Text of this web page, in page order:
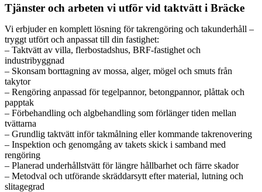
Tjänster och arbeten vi utför vid taktvätt i Bräcke
Vi erbjuder en komplett lösning för takrengöring och takunderhåll –
tryggt utfört och anpassat till din fastighet:
– Taktvätt av villa, flerbostadshus, BRF-fastighet och
industribyggnad
– Skonsam borttagning av mossa, alger, mögel och smuts från
takytor
– Rengöring anpassad för tegelpannor, betongpannor, plåttak och
papptak
– Förbehandling och algbehandling som förlänger tiden mellan
tvättarna
– Grundlig taktvätt inför takmålning eller kommande takrenovering
– Inspektion och genomgång av takets skick i samband med
rengöring
– Planerad underhållstvätt för längre hållbarhet och färre skador
– Metodval och utförande skräddarsytt efter material, lutning och
slitagegrad